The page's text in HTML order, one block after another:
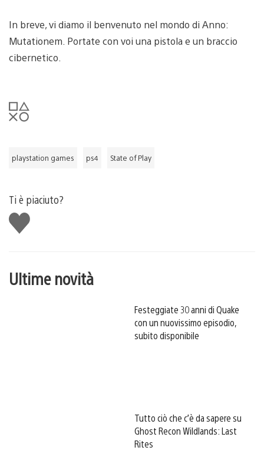
In breve, vi diamo il benvenuto nel mondo di Anno:
Mutationem. Portate con voi una pistola e un braccio
cibernetico.
playstation games ps4 State of Play
Ti è piaciuto?
Mi
piace
Ultime novità
Festeggiate 30 anni di Quake
con un nuovissimo episodio,
subito disponibile
Tutto ciò che c’è da sapere su
Ghost Recon Wildlands: Last
Rites